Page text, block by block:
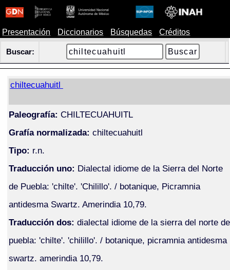
Presentación Diccionarios Búsquedas Créditos
Buscar:
chiltecuahuitl
Paleografía: CHILTECUAHUITL
Grafía normalizada: chiltecuahuitl
Tipo: r.n.
Traducción uno: Dialectal idiome de la Sierra del Norte
de Puebla: 'chilte'. 'Chilillo'. / botanique, Picramnia
antidesma Swartz. Amerindia 10,79.
Traducción dos: dialectal idiome de la sierra del norte de
puebla: 'chilte'. 'chilillo'. / botanique, picramnia antidesma
swartz. amerindia 10,79.